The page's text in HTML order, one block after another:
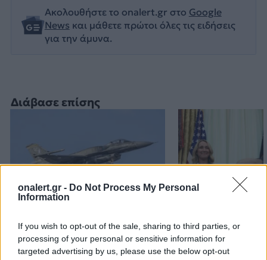
onalert.gr - Do Not Process My Personal
Information
If you wish to opt-out of the sale, sharing to third parties, or
processing of your personal or sensitive information for
targeted advertising by us, please use the below opt-out
Διάβασε επίσης
Εικονική αερομαχία με
οπλισμένα τουρκικά F-16
στο Αιγαίο – 10
Τραμπ: «Είμαι
δουλειά που
Ακολουθήστε το onalert.gr στο Google
News και μάθετε πρώτοι όλες τις ειδήσεις
για την άμυνα.